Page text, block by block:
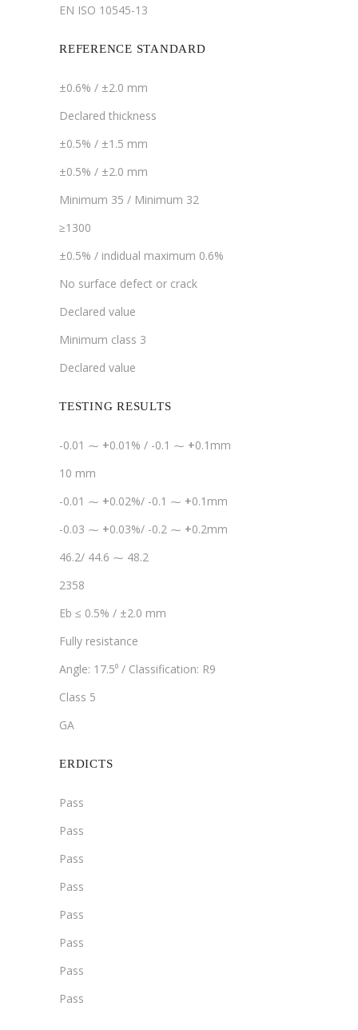
EN ISO 10545-13
REFERENCE STANDARD
±0.6% / ±2.0 mm
Declared thickness
±0.5% / ±1.5 mm
±0.5% / ±2.0 mm
Minimum 35 / Minimum 32
≥1300
±0.5% / indidual maximum 0.6%
No surface defect or crack
Declared value
Minimum class 3
Declared value
TESTING RESULTS
-0.01 ⁓ +0.01% / -0.1 ⁓ +0.1mm
10 mm
-0.01 ⁓ +0.02%/ -0.1 ⁓ +0.1mm
-0.03 ⁓ +0.03%/ -0.2 ⁓ +0.2mm
46.2/ 44.6 ⁓ 48.2
2358
Eb ≤ 0.5% / ±2.0 mm
Fully resistance
Angle: 17.5⁰ / Classification: R9
Class 5
GA
ERDICTS
Pass
Pass
Pass
Pass
Pass
Pass
Pass
Pass